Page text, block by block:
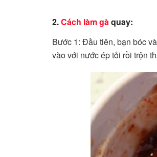
2.Cách làm gàquay:
Bước 1: Đầu tiên, bạn bóc
vào với nước ép tỏi rồi trộn